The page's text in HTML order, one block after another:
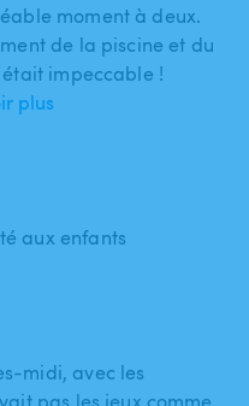
moment à deux.
de la piscine et du
impeccable !
plus
aux enfants
midi, avec les